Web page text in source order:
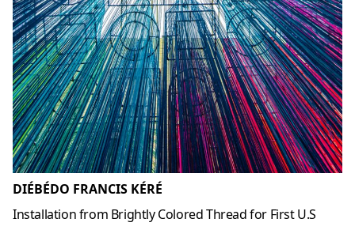
DIÉBÉDO FRANCIS KÉRÉ
Installation from Brightly Colored Thread for First U.S